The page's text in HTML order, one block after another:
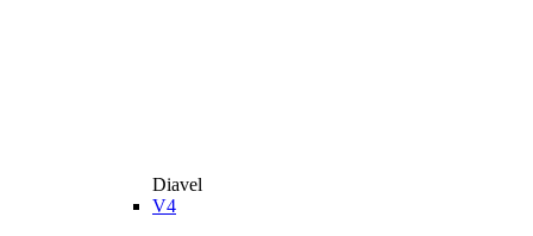
Diavel
V4